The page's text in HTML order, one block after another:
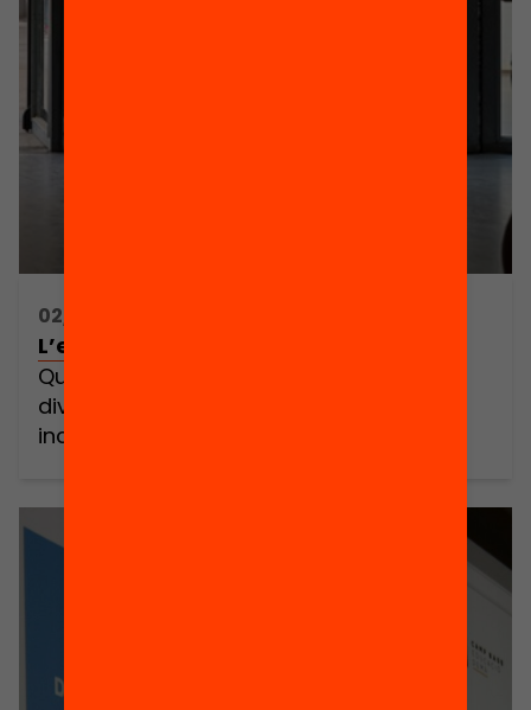
02/03/2018 16:00h - 18:00h
L’escola no és per a tu
Quines estratègies calen per atendre la
diversitat d’una manera veritablement
inclusiva?